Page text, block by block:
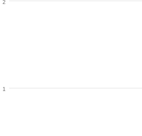
1
2